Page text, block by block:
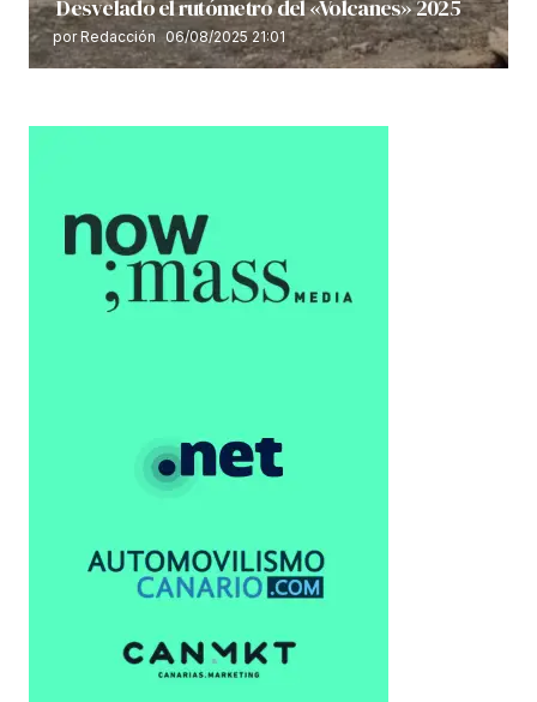
Desvelado el rutómetro del «Volcanes» 2025
por Redacción 06/08/2025 21:01